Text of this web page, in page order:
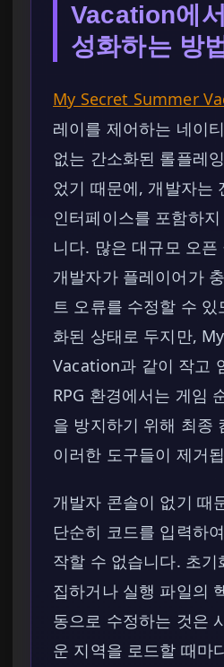
Vacation에
성화하는 방법
My Secret Summer
레이를 제어하는 네이
없는 간소화된 롤플레
었기 때문에, 개발자는
인터페이스를 포함하
니다. 많은 대규모 오
개발자가 플레이어가
트 오류를 수정할 수 있
화된 상태로 두지만,
Vacation과 같이 작고
RPG 환경에서는 게임
을 방지하기 위해 최종
이러한 도구들이 제거
개발자 콘솔이 없기 때
단순히 코드를 입력하
작할 수 없습니다. 초
집하거나 실행 파일의
동으로 수정하는 것은
운 지역을 로드할 때마